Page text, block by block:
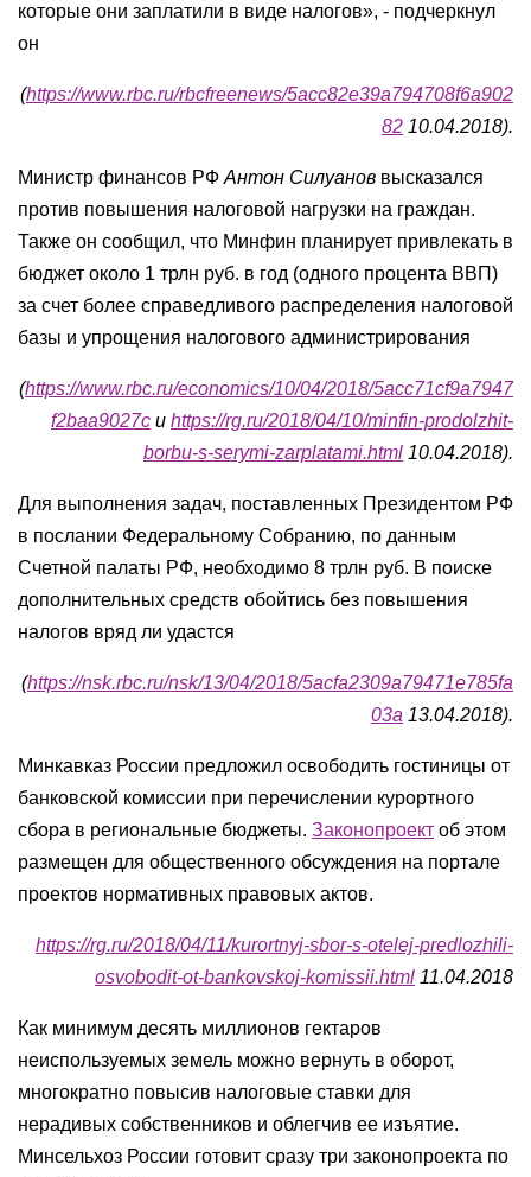
которые они заплатили в виде налогов», - подчеркнул
он
(https://www.rbc.ru/rbcfreenews/5acc82e39a794708f6a902
82 10.04.2018).
Министр финансов РФ Антон Силуанов высказался
против повышения налоговой нагрузки на граждан.
Также он сообщил, что Минфин планирует привлекать в
бюджет около 1 трлн руб. в год (одного процента ВВП)
за счет более справедливого распределения налоговой
базы и упрощения налогового администрирования
(https://www.rbc.ru/economics/10/04/2018/5acc71cf9a7947
f2baa9027c и https://rg.ru/2018/04/10/minfin-prodolzhit-
borbu-s-serymi-zarplatami.html 10.04.2018).
Для выполнения задач, поставленных Президентом РФ
в послании Федеральному Собранию, по данным
Счетной палаты РФ, необходимо 8 трлн руб. В поиске
дополнительных средств обойтись без повышения
налогов вряд ли удастся
(https://nsk.rbc.ru/nsk/13/04/2018/5acfa2309a79471e785fa
03a 13.04.2018).
Минкавказ России предложил освободить гостиницы от
банковской комиссии при перечислении курортного
сбора в региональные бюджеты. Законопроект об этом
размещен для общественного обсуждения на портале
проектов нормативных правовых актов.
https://rg.ru/2018/04/11/kurortnyj-sbor-s-otelej-predlozhili-
osvobodit-ot-bankovskoj-komissii.html 11.04.2018
Как минимум десять миллионов гектаров
неиспользуемых земель можно вернуть в оборот,
многократно повысив налоговые ставки для
нерадивых собственников и облегчив ее изъятие.
Минсельхоз России готовит сразу три законопроекта по